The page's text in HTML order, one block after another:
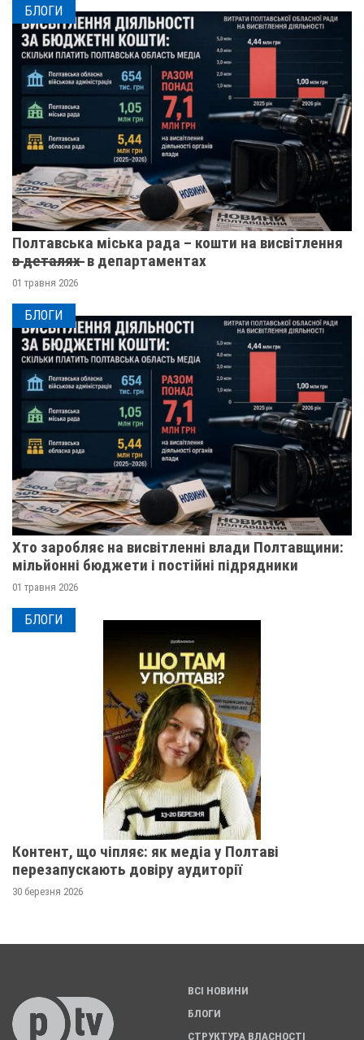
БЛОГИ
Полтавська міська рада – кошти на висвітлення
в̶ ̶д̶е̶т̶а̶л̶я̶х̶ ̶ в департаментах
01 травня 2026
БЛОГИ
Хто заробляє на висвітленні влади Полтавщини:
мільйонні бюджети і постійні підрядники
01 травня 2026
БЛОГИ
Контент, що чіпляє: як медіа у Полтаві
перезапускають довіру аудиторії
30 березня 2026
ВСІ НОВИНИ
БЛОГИ
СТРУКТУРА ВЛАСНОСТІ